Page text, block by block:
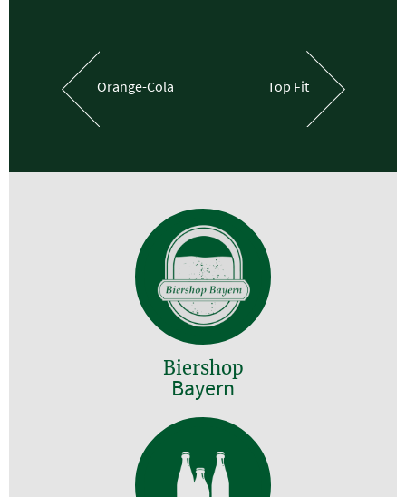
Orange-Cola Top Fit
Biershop
Bayern